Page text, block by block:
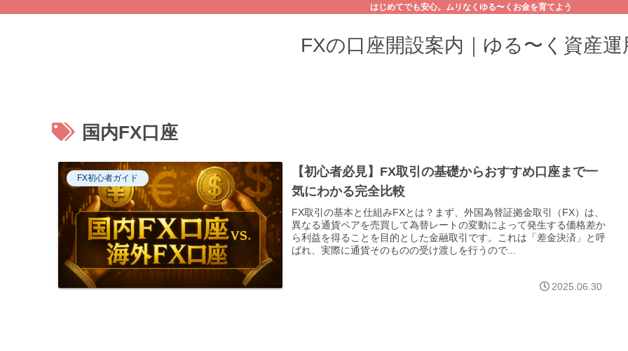
はじめてでも安心。ムリなくゆる〜くお金を育てよう
FXの口座開設案内｜ゆる〜く資産運
国内FX口座
FX初心者ガイド
【初心者必見】FX取引の基礎からおすすめ口座まで一
気にわかる完全比較
FX取引の基本と仕組みFXとは？まず、外国為替証拠金取引（FX）は、
異なる通貨ペアを売買して為替レートの変動によって発生する価格差か
ら利益を得ることを目的とした金融取引です。これは「差金決済」と呼
ばれ、実際に通貨そのものの受け渡しを行うので...
2025.06.30